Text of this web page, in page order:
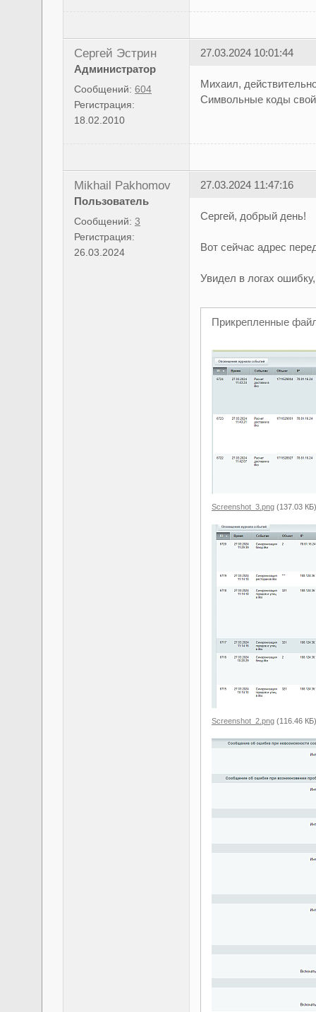
Сергей Эстрин
Администратор
Сообщений: 604
Регистрация:
18.02.2010
27.03.2024 10:01:44
Михаил,
Символьные коды
Mikhail Pakhomov
Пользователь
Сообщений: 3
Регистрация:
26.03.2024
27.03.2024 11:47:16
Сергей, добрый день!
Вот сейчас адрес
Увидел в логах
Прикрепленные
Screenshot_3.png (137.03 КБ)
Screenshot_2.png (116.46 КБ)